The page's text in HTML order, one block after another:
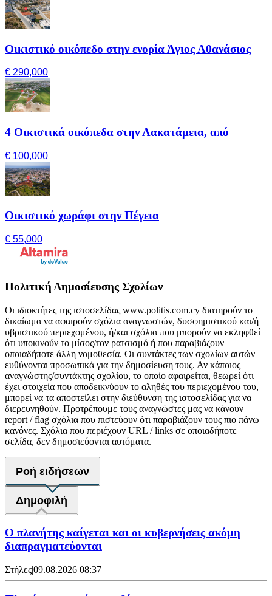
Οικιστικό οικόπεδο στην ενορία Άγιος Αθανάσιος
€ 290,000
4 Οικιστικά οικόπεδα στην Λακατάμεια, από
€ 100,000
Οικιστικό χωράφι στην Πέγεια
€ 55,000
Πολιτική Δημοσίευσης Σχολίων
Οι ιδιοκτήτες της ιστοσελίδας www.politis.com.cy διατηρούν το
δικαίωμα να αφαιρούν σχόλια αναγνωστών, δυσφημιστικού και/ή
υβριστικού περιεχομένου, ή/και σχόλια που μπορούν να εκληφθεί
ότι υποκινούν το μίσος/τον ρατσισμό ή που παραβιάζουν
οποιαδήποτε άλλη νομοθεσία. Οι συντάκτες των σχολίων αυτών
ευθύνονται προσωπικά για την δημοσίευση τους. Αν κάποιος
αναγνώστης/συντάκτης σχολίου, το οποίο αφαιρείται, θεωρεί ότι
έχει στοιχεία που αποδεικνύουν το αληθές του περιεχομένου του,
μπορεί να τα αποστείλει στην διεύθυνση της ιστοσελίδας για να
διερευνηθούν. Προτρέπουμε τους αναγνώστες μας να κάνουν
report / flag σχόλια που πιστεύουν ότι παραβιάζουν τους πιο πάνω
κανόνες. Σχόλια που περιέχουν URL / links σε οποιαδήποτε
σελίδα, δεν δημοσιεύονται αυτόματα.
Ροή ειδήσεων
Δημοφιλή
Ο πλανήτης καίγεται και οι κυβερνήσεις ακόμη
διαπραγματεύονται
Στήλες|09.08.2026 08:37